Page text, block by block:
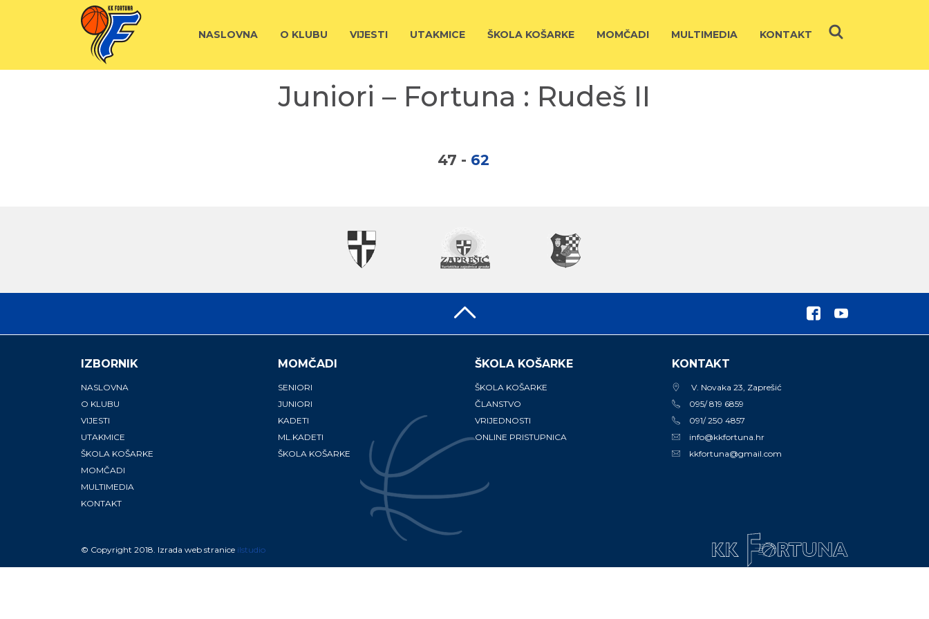
NASLOVNA O KLUBU VIJESTI UTAKMICE ŠKOLA KOŠARKE MOMČADI MULTIMEDIA KONTAKT
Juniori – Fortuna : Rudeš II
47 - 62
IZBORNIK
NASLOVNA
O KLUBU
VIJESTI
UTAKMICE
ŠKOLA KOŠARKE
MOMČADI
MULTIMEDIA
KONTAKT
MOMČADI
SENIORI
JUNIORI
KADETI
ML.KADETI
ŠKOLA KOŠARKE
ŠKOLA KOŠARKE
ŠKOLA KOŠARKE
ČLANSTVO
VRIJEDNOSTI
ONLINE PRISTUPNICA
KONTAKT
V. Novaka 23, Zaprešić
095/ 819 6859
091/ 250 4857
info@kkfortuna.hr
kkfortuna@gmail.com
© Copyright 2018. Izrada web stranice ilstudio